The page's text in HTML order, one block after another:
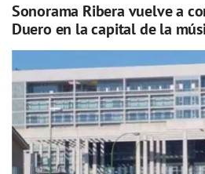
Sonorama Ribera vuelve a
Duero en la capital de la